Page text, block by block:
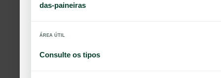
das-paineiras
ÁREA ÚTIL
Consulte os tipos